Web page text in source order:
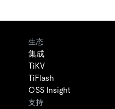
生态
集成
TiKV
TiFlash
OSS Insight
支持